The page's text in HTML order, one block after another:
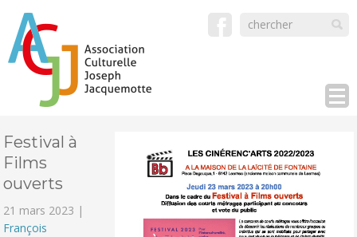
Festival à
Films
ouverts
21 mars 2023 |
François